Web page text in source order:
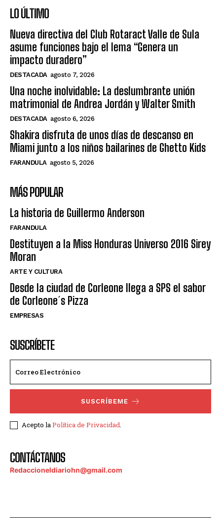
LO ÚLTIMO
Nueva directiva del Club Rotaract Valle de Sula
asume funciones bajo el lema “Genera un
impacto duradero”
DESTACADA agosto 7, 2026
Una noche inolvidable: La deslumbrante unión
matrimonial de Andrea Jordán y Walter Smith
DESTACADA agosto 6, 2026
Shakira disfruta de unos días de descanso en
Miami junto a los niños bailarines de Ghetto Kids
FARANDULA agosto 5, 2026
MÁS POPULAR
La historia de Guillermo Anderson
FARANDULA
Destituyen a la Miss Honduras Universo 2016 Sirey
Moran
ARTE Y CULTURA
Desde la ciudad de Corleone llega a SPS el sabor
de Corleone´s Pizza
EMPRESAS
SUSCRÍBETE
SUSCRÍBEME
Acepto laPolítica de Privacidad.
CONTÁCTANOS
Redaccioneldiariohn@gmail.com